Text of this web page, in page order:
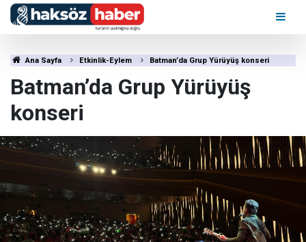
Ana Sayfa Etkinlik-Eylem Batman’da Grup Yürüyüş konseri
Batman’da Grup Yürüyüş
konseri